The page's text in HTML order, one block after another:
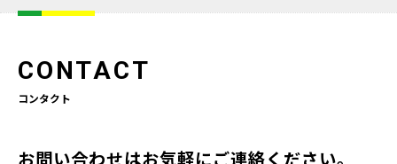
CONTACT
コンタクト
お問い合わせはお気軽にご連絡ください。